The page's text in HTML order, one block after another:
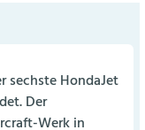
sechste HondaJet
Der
Werk in